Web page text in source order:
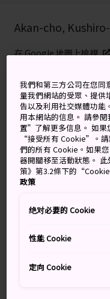
Akan-cho,
在 Google 地圖上檢視
關鍵字 地圖
與眾不同的
奇妙綠球藻
綠球藻祭源於 1950
引著遊客觀賞。這個
我們和第三方公司在您同
量我們網站的受眾、提供
告以及利用社交媒體功能
用本網站的信息。 請參
置”了解更多信息。 如
“接受所有 Cookie”。
們的所有 Cookie。如果
器開關移至活動狀態。
策》第3.2條下的
政策
绝对必要的 Cookie
性能 Cookie
定向 Cookie